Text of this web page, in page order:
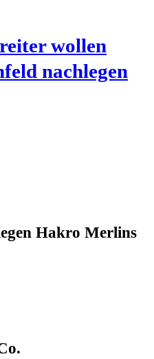
wol­len
nachlegen
Hakro Mer­lins